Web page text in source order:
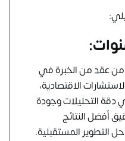
من عقد من الخبرة في
الاقتصادية،
دقة التحليلات وجودة
أفضل النتائج
التطوير المستقبلية.